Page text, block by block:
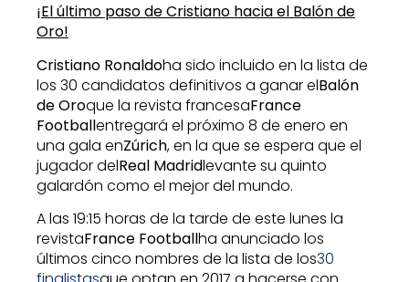
¡El último paso de Cristiano hacia el Balón de
Oro!
Cristiano Ronaldoha sido incluido en la lista de
los 30 candidatos definitivos a ganar elBalón
de Oroque la revista francesaFrance
Footballentregará el próximo 8 de enero en
una gala enZúrich, en la que se espera que el
jugador delReal Madridlevante su quinto
galardón como el mejor del mundo.
A las 19:15 horas de la tarde de este lunes la
revistaFrance Footballha anunciado los
últimos cinco nombres de la lista de los30